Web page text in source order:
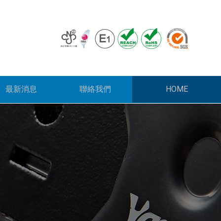
HOME
聯絡我們
最新消息